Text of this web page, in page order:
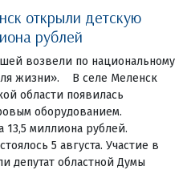
открыли детскую
рублей
возвели по национальному
жизни». В селе Меленск
области появилась
оборудованием.
13,5 миллиона рублей.
5 августа. Участие в
депутат областной Думы